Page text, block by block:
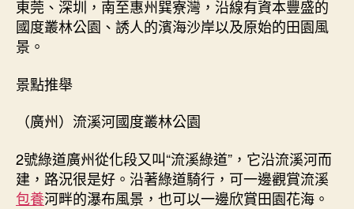
東莞、深圳，南至惠州巽寮灣，沿線有資本豐盛的
國度叢林公園、誘人的濱海沙岸以及原始的田園風
景。
景點推舉
（廣州）流溪河國度叢林公園
2號綠道廣州從化段又叫“流溪綠道”，它沿流溪河而
建，路況很是好。沿著綠道騎行，可一邊觀賞流溪
包養河畔的瀑布風景，也可以一邊欣賞田園花海。